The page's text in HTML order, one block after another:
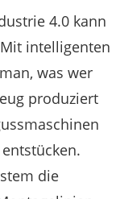
4.0 kann
intelligenten
was wer
produziert
die